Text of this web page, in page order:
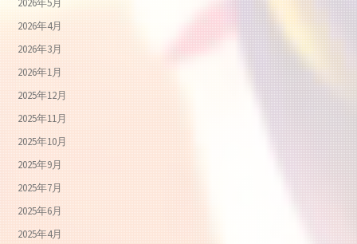
2026年5月
2026年4月
2026年3月
2026年1月
2025年12月
2025年11月
2025年10月
2025年9月
2025年7月
2025年6月
2025年4月